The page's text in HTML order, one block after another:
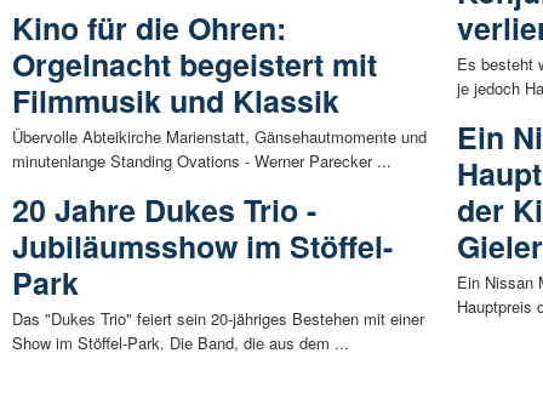
Kino für die Ohren:
Orgelnacht begeistert mit
Filmmusik und Klassik
Übervolle Abteikirche Marienstatt, Gänsehautmomente und
minutenlange Standing Ovations - Werner Parecker ...
20 Jahre Dukes Trio -
Jubiläumsshow im Stöffel-
Park
Das "Dukes Trio" feiert sein 20-jähriges Bestehen mit einer
Show im Stöffel-Park. Die Band, die aus dem ...
Es besteht
je jedoch
Ein
der
Ein Nissan
Hauptpreis